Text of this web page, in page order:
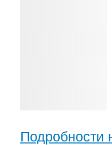
Подробности